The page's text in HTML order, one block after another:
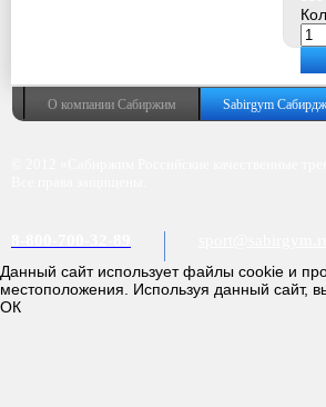
О компании Сабиржим Sabirgym
Данный сайт использует файлы cookie и
местоположения. Используя данный сайт,
ОК